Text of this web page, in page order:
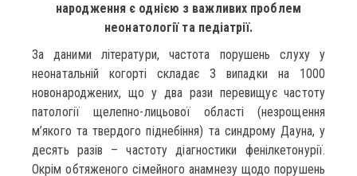
народження є однією з важливих проблем
неонатології та педіатрії.
За даними літератури, частота порушень слуху у
неонатальній когорті складає 3 випадки на 1000
новонароджених, що у два рази перевищує частоту
патології щелепно-лицьової області (незрощення
м’якого та твердого піднебіння) та синдрому Дауна, у
десять разів – частоту діагностики фенілкетонурії.
Окрім обтяженого сімейного анамнезу щодо порушень